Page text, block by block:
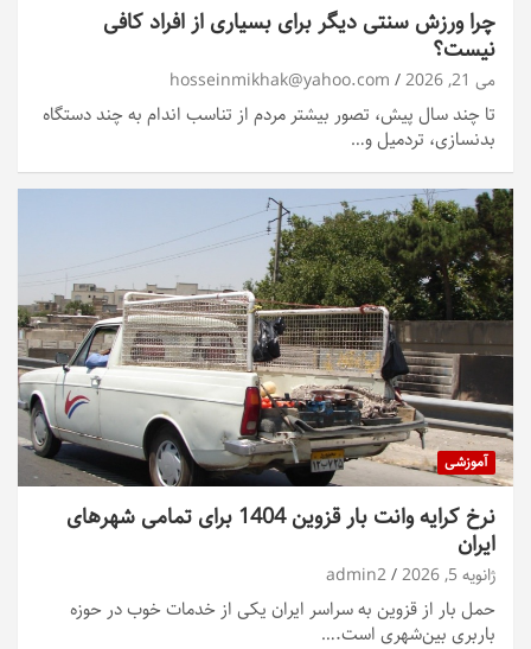
چرا ورزش سنتی دیگر برای بسیاری از افراد کافی
نیست؟
می 21, 2026 hosseinmikhak@yahoo.com
تا چند سال پیش، تصور بیشتر مردم از تناسب اندام به چند دستگاه
بدنسازی، تردمیل و…
آموزشی
نرخ کرایه وانت بار قزوین 1404 برای تمامی شهرهای
ایران
ژانویه 5, 2026 admin2
حمل بار از قزوین به سراسر ایران یکی از خدمات خوب در حوزه
باربری بین‌شهری است.…